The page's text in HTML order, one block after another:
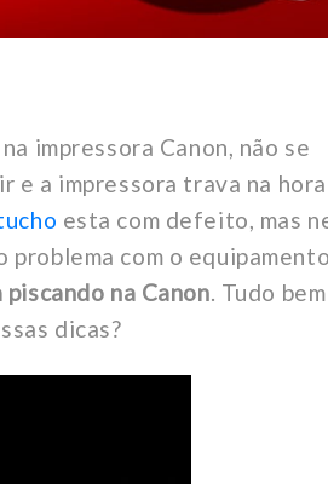
impressora Canon, não se
e a impressora trava na hora
esta com defeito, mas
com o
na Canon. Tudo bem
dicas?